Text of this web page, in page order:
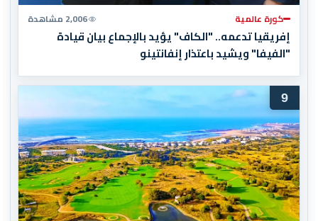
كورة عالمية 2,006 مشاهدة
إفريقيا تدعمه.. "الكاف" يؤيد بالإجماع بيان قيادة
"الفيفا" ويشيد باعتذار إنفانتينو
9